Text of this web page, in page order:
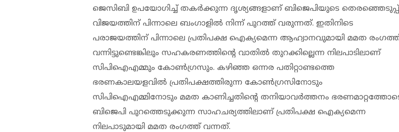
ജെസിബി ഉപയോ​ഗിച്ച് തകർക്കുന്ന ദൃശ്യങ്ങളാണ് ബിജെപിയുടെ തെരഞ്ഞെടുപ്പ്
വിജയത്തിന് പിന്നാലെ ബം​ഗാളിൽ നിന്ന് പുറത്ത് വരുന്നത്. ഇതിനിടെ
പരാജയത്തിന് പിന്നാലെ പ്രതിപക്ഷ ഐക്യമെന്ന ആഹ്വാനവുമായി മമത
വന്നിട്ടുണ്ടെങ്കിലും സഹകരണത്തിൻ്റെ വാതിൽ തുറക്കില്ലെന്ന നിലപാടിലാണ്
സിപിഐഎമ്മും കോൺഗ്രസും. കഴിഞ്ഞ ഒന്നര പതിറ്റാണ്ടത്തെ
ഭരണകാലയളവിൽ പ്രതിപക്ഷത്തിരുന്ന കോൺഗ്രസിനോടും
സിപിഐഎമ്മിനോടും മമത കാണിച്ചതിൻ്റെ തനിയാവർത്തനം
ബിജെപി പുറത്തെടുക്കുന്ന സാഹചര്യത്തിലാണ് പ്രതിപക്ഷ ഐക്യമെന്ന
നിലപാടുമായി മമത രംഗത്ത് വന്നത്.